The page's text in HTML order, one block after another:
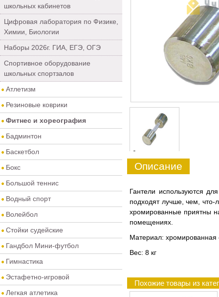
школьных кабинетов
Цифровая лаборатория по Физике,
Химии, Биологии
Наборы 2026г. ГИА, ЕГЭ, ОГЭ
Спортивное оборудование
школьных спортзалов
Атлетизм
Резиновые коврики
Фитнес и хореография
Бадминтон
Баскетбол
Бокс
Большой теннис
Водный спорт
Волейбол
Стойки судейские
Гандбол Мини-футбол
Гимнастика
Эстафетно-игровой
Легкая атлетика
0
Описание
Гантели используются
подходят лучше, чем,
хромированные приятны
помещениях.
Материал: хромированная
Вес: 8 кг
Похожие товары из